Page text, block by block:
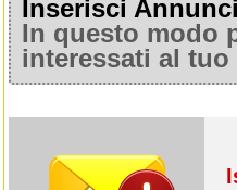
Inserisci
In questo modo
interessati al